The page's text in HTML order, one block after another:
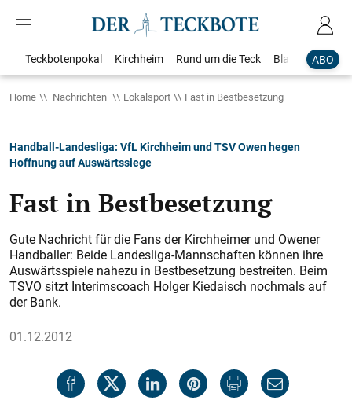
ABO
Teckbotenpokal Kirchheim Rund um die Teck Blaulicht
Home Nachrichten Lokalsport Fast in Bestbesetzung
Handball-Landesliga: VfL Kirchheim und TSV Owen hegen
Hoffnung auf Auswärtssiege
Fast in Bestbesetzung
Gute Nachricht für die Fans der Kirchheimer und Owener
Handballer: Beide Landesliga-Mannschaften können ihre
Auswärtsspiele nahezu in Bestbesetzung bestreiten. Beim
TSVO sitzt Interimscoach Holger Kiedaisch nochmals auf
der Bank.
01.12.2012